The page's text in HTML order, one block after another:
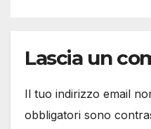
Lascia un
Il tuo indirizzo email
obbligatori sono